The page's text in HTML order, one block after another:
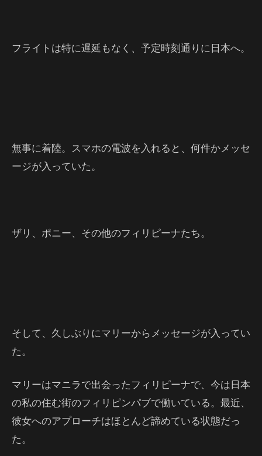
フライトは特に遅延もなく、予定時刻通りに日本へ。
無事に着陸。スマホの電波を入れると、何件かメッセ
ージが入っていた。
ザリ、ポニー、その他のフィリピーナたち。
そして、久しぶりにマリーからメッセージが入ってい
た。
マリーはマニラで出会ったフィリピーナで、今は日本
の私の住む街のフィリピンパブで働いている。最近、
彼女へのアプローチはほとんど諦めている状態だっ
た。